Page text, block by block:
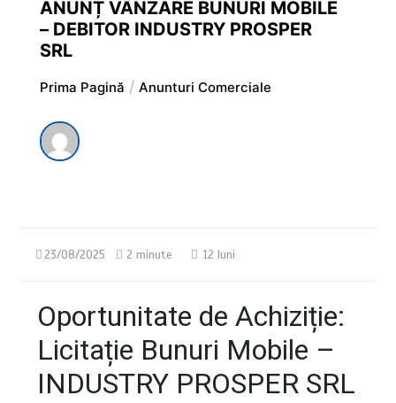
ANUNȚ VÂNZARE BUNURI MOBILE
– DEBITOR INDUSTRY PROSPER
SRL
Prima Pagină Anunturi Comerciale
23/08/2025 2 minute 12 luni
Oportunitate de Achiziție:
Licitație Bunuri Mobile –
INDUSTRY PROSPER SRL